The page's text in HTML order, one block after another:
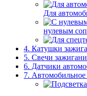
Для
нулевым
4. Катушки
5. Свечи
6. Датчики
7.